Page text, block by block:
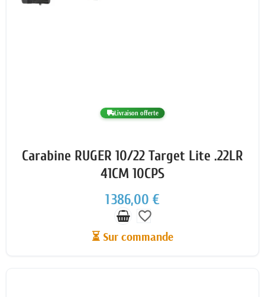
Livraison offerte
Carabine RUGER 10/22 Target Lite .22LR
41CM 10CPS
1 386,00 €
favorite_border
⏳ Sur commande